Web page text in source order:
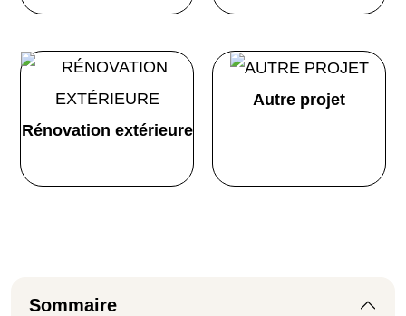
Rénovation extérieure
Autre projet
Sommaire